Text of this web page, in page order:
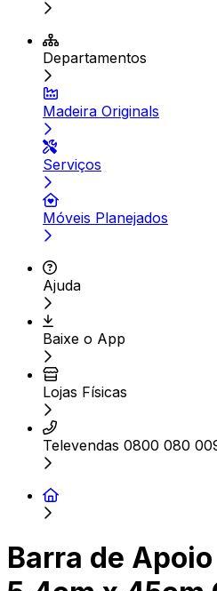
Departamentos
Madeira Originals
Serviços
Móveis Planejados
Ajuda
Baixe o App
Lojas Físicas
Televendas 0800 080
Barra de